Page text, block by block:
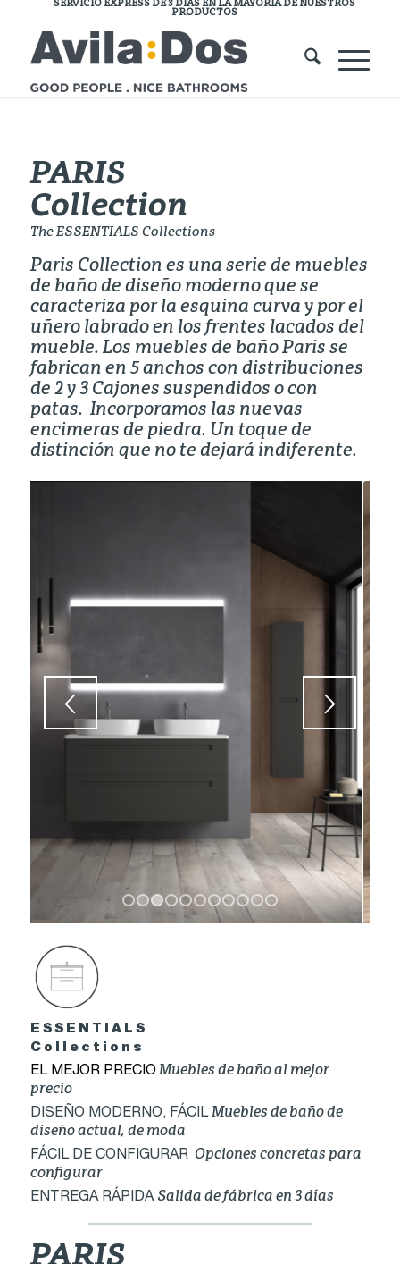
SERVICIO EXPRESS DE 3 DÍAS EN LA MAYORÍA DE NUESTROS
PRODUCTOS
PARIS
Collection
The ESSENTIALS Collections
Paris Collection es una serie de muebles
de baño de diseño moderno que se
caracteriza por la esquina curva y por el
uñero labrado en los frentes lacados del
mueble. Los muebles de baño Paris se
fabrican en 5 anchos con distribuciones
de 2 y 3 Cajones suspendidos o con
patas. Incorporamos las nuevas
encimeras de piedra. Un toque de
distinción que no te dejará indiferente.
1 3 1011
ESSENTIALS
Collections
EL MEJOR PRECIO Muebles de baño al mejor
precio
DISEÑO MODERNO, FÁCILMuebles de baño de
diseño actual, de moda
FÁCIL DE CONFIGURAR Opciones concretas para
configurar
ENTREGA RÁPIDA Salida de fábrica en 3 días
PARIS